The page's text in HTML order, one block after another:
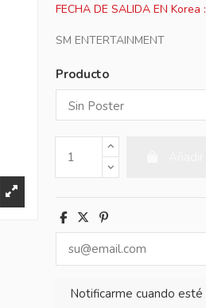
FECHA DE SALIDA EN Korea :
SM ENTERTAINMENT
Producto